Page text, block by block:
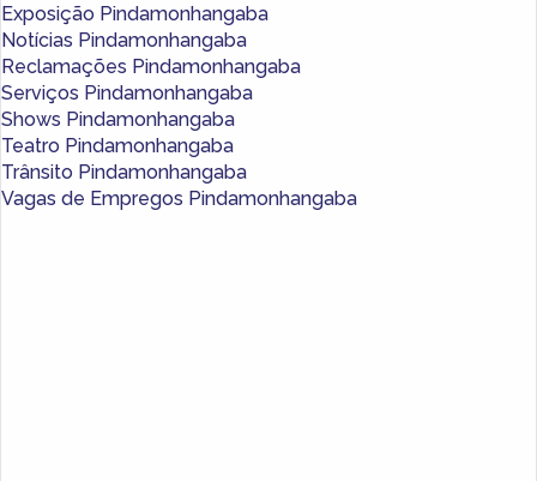
Exposição Pindamonhangaba
Notícias Pindamonhangaba
Reclamações Pindamonhangaba
Serviços Pindamonhangaba
Shows Pindamonhangaba
Teatro Pindamonhangaba
Trânsito Pindamonhangaba
Vagas de Empregos Pindamonhangaba